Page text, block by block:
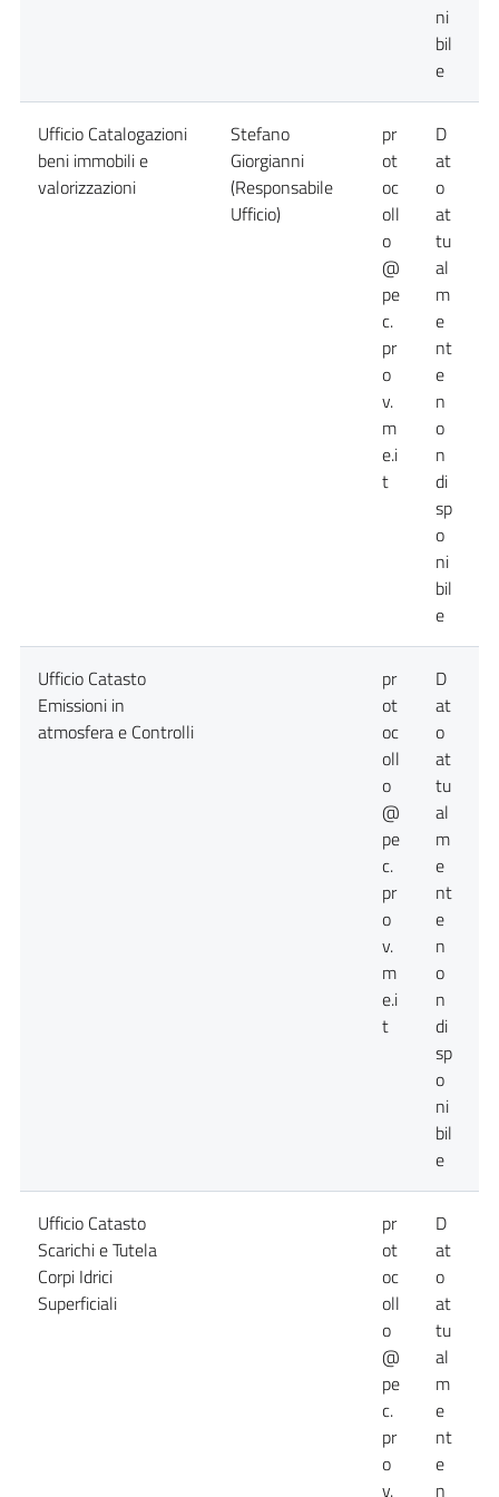
ni
bil
e
Ufficio Catalogazioni
beni immobili e
valorizzazioni
Stefano
Giorgianni
(Responsabile
Ufficio)
pr
ot
oc
oll
o
@
pe
c.
pr
o
v.
m
e.i
t
D
at
o
at
tu
al
m
e
nt
e
n
o
n
di
sp
o
ni
bil
e
Ufficio Catasto
Emissioni in
atmosfera e Controlli
pr
ot
oc
oll
o
@
pe
c.
pr
o
v.
m
e.i
t
D
at
o
at
tu
al
m
e
nt
e
n
o
n
di
sp
o
ni
bil
e
Ufficio Catasto
Scarichi e Tutela
Corpi Idrici
Superficiali
pr
ot
oc
oll
o
@
pe
c.
pr
o
v.
D
at
o
at
tu
al
m
e
nt
e
n